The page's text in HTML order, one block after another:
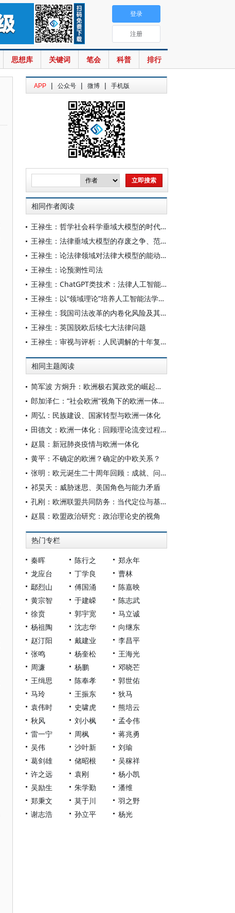
思想库 关键词 笔会 科普 排行
登录
注册
APP | 公众号 | 微博 | 手机版
相同作者阅读
王禄生：哲学社会科学垂域大模型的时代图景
王禄生：法律垂域大模型的存废之争、范式之议与能力之辨
王禄生：论法律领域对法律大模型的能动塑造
王禄生：论预测性司法
王禄生：ChatGPT类技术：法律人工智能的改进者还是颠覆者？
王禄生：以“领域理论”培养人工智能法学人才
王禄生：我国司法改革的内卷化风险及其治理
王禄生：英国脱欧后续七大法律问题
王禄生：审视与评析：人民调解的十年复兴——新制度主义视角
相同主题阅读
简军波 方炯升：欧洲极右翼政党的崛起及其对欧洲一体化的影响
郎加泽仁：“社会欧洲”视角下的欧洲一体化发展
周弘：民族建设、国家转型与欧洲一体化
田德文：欧洲一体化：回顾理论流变过程 探析理论实践关系
赵晨：新冠肺炎疫情与欧洲一体化
黄平：不确定的欧洲？确定的中欧关系？
张明：欧元诞生二十周年回顾：成就、问题与前景
祁昊天：威胁迷思、美国角色与能力矛盾
孔刚：欧洲联盟共同防务：当代定位与基本逻辑
赵晨：欧盟政治研究：政治理论史的视角
热门专栏
秦晖 陈行之
郑永年
龙应台
丁学良
曹林
鄢烈山
傅国涌
陈嘉映
黄宗智
于建嵘
陈志武
徐贲
郭宇宽
马立诚
杨祖陶
沈志华
向继东
赵汀阳
戴建业
李昌平
张鸣
杨奎松
王海光
周濂
杨鹏
邓晓芒
王缉思
陈奉孝
郭世佑
马玲
王振东
狄马
袁伟时
史啸虎
熊培云
秋风
刘小枫
孟令伟
雷一宁
周枫
蒋兆勇
吴伟
沙叶新
刘瑜
葛剑雄
储昭根
吴稼祥
许之远
袁刚
杨小凯
吴励生
朱学勤
潘维
郑秉文
莫于川
羽之野
谢志浩
孙立平 杨光